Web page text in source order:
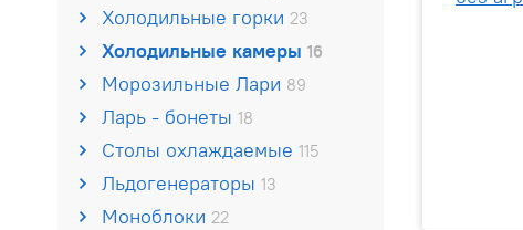
Холодильные горки 23
Холодильные камеры 16
Морозильные Лари 89
Ларь - бонеты 18
Столы охлаждаемые 115
Льдогенераторы 13
Моноблоки 22